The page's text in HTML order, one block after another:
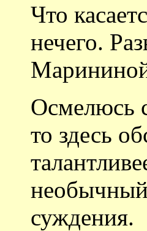
Что
нечего.
Осмелюсь
то здесь
необычный
суждения.